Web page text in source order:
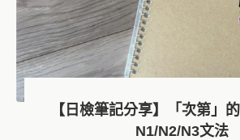
【日檢筆記分享】「次第」
N1/N2/N3文法